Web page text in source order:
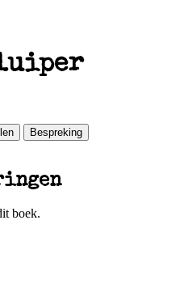
Bespreking
boek.